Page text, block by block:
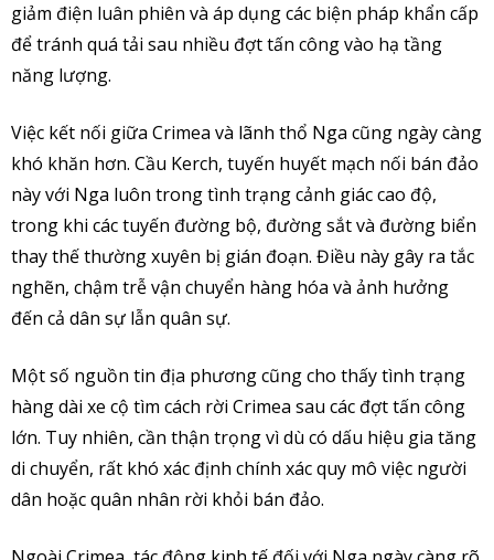
giảm điện luân phiên và áp dụng các biện pháp khẩn cấp
để tránh quá tải sau nhiều đợt tấn công vào hạ tầng
năng lượng.
Việc kết nối giữa Crimea và lãnh thổ Nga cũng ngày càng
khó khăn hơn. Cầu Kerch, tuyến huyết mạch nối bán đảo
này với Nga luôn trong tình trạng cảnh giác cao độ,
trong khi các tuyến đường bộ, đường sắt và đường biển
thay thế thường xuyên bị gián đoạn. Điều này gây ra tắc
nghẽn, chậm trễ vận chuyển hàng hóa và ảnh hưởng
đến cả dân sự lẫn quân sự.
Một số nguồn tin địa phương cũng cho thấy tình trạng
hàng dài xe cộ tìm cách rời Crimea sau các đợt tấn công
lớn. Tuy nhiên, cần thận trọng vì dù có dấu hiệu gia tăng
di chuyển, rất khó xác định chính xác quy mô việc người
dân hoặc quân nhân rời khỏi bán đảo.